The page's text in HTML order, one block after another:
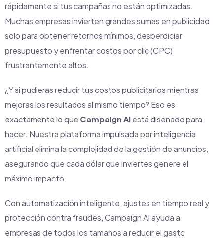
rápidamente si tus campañas no están optimizadas.
Muchas empresas invierten grandes sumas en publicidad
solo para obtener retornos mínimos, desperdiciar
presupuesto y enfrentar costos por clic (CPC)
frustrantemente altos.
¿Y si pudieras reducir tus costos publicitarios mientras
mejoras los resultados al mismo tiempo? Eso es
exactamente lo que Campaign AIestá diseñado para
hacer. Nuestra plataforma impulsada por inteligencia
artificial elimina la complejidad de la gestión de anuncios,
asegurando que cada dólar que inviertes genere el
máximo impacto.
Con automatización inteligente, ajustes en tiempo real y
protección contra fraudes, Campaign AI ayuda a
empresas de todos los tamaños a reducir el gasto